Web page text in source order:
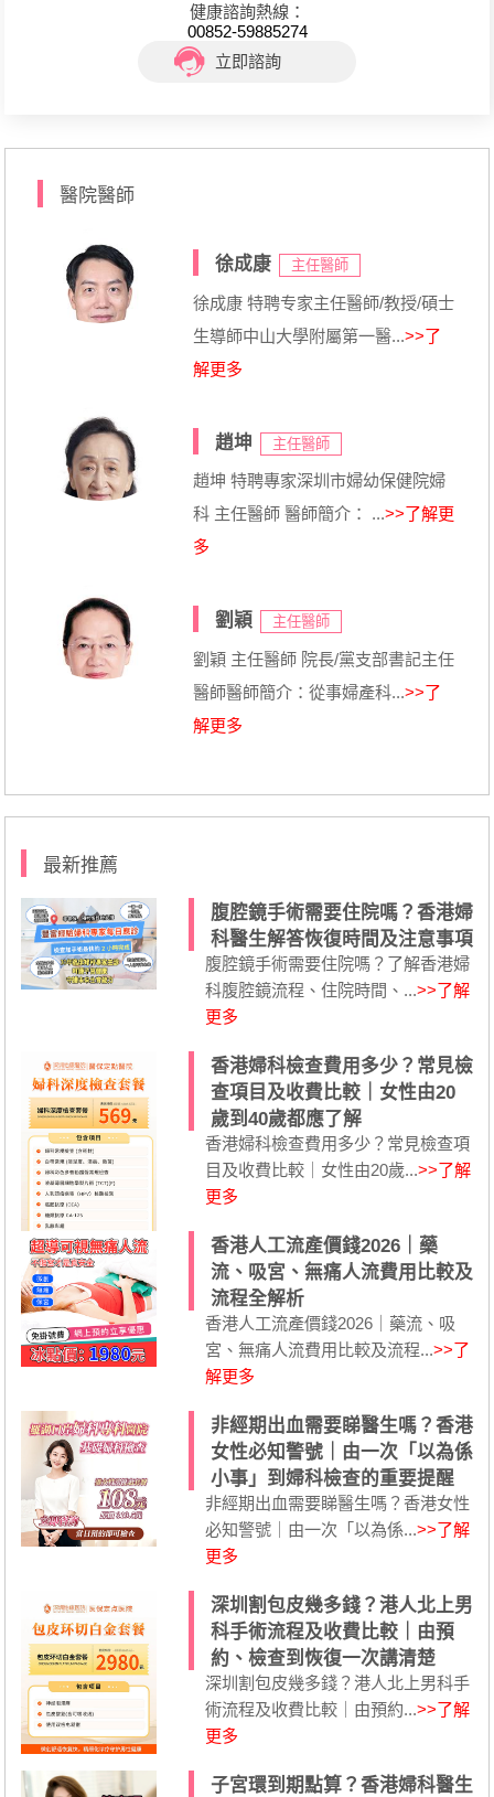
健康諮詢熱線：
00852-59885274
立即諮詢
醫院醫師
徐成康 主任醫師
徐成康 特聘专家主任醫師/教授/碩士
生導師中山大學附屬第一醫...>>了
解更多
趙坤 主任醫師
趙坤 特聘專家深圳市婦幼保健院婦
科 主任醫師 醫師簡介： ...>>了解更
多
劉穎 主任醫師
劉穎 主任醫師 院長/黨支部書記主任
醫師醫師簡介：從事婦產科...>>了
解更多
最新推薦
腹腔鏡手術需要住院嗎？香港婦
科醫生解答恢復時間及注意事項
腹腔鏡手術需要住院嗎？了解香港婦
科腹腔鏡流程、住院時間、...>>了解
更多
香港婦科檢查費用多少？常見檢
查項目及收費比較｜女性由20
歲到40歲都應了解
香港婦科檢查費用多少？常見檢查項
目及收費比較｜女性由20歲...>>了解
更多
香港人工流產價錢2026｜藥
流、吸宮、無痛人流費用比較及
流程全解析
香港人工流產價錢2026｜藥流、吸
宮、無痛人流費用比較及流程...>>了
解更多
非經期出血需要睇醫生嗎？香港
女性必知警號｜由一次「以為係
小事」到婦科檢查的重要提醒
非經期出血需要睇醫生嗎？香港女性
必知警號｜由一次「以為係...>>了解
更多
深圳割包皮幾多錢？港人北上男
科手術流程及收費比較｜由預
約、檢查到恢復一次講清楚
深圳割包皮幾多錢？港人北上男科手
術流程及收費比較｜由預約...>>了解
更多
子宮環到期點算？香港婦科醫生